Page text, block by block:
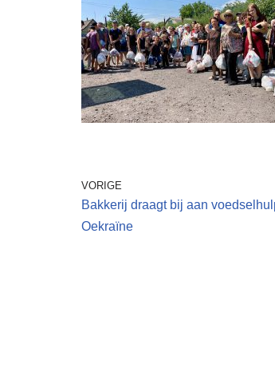
VORIGE
Bakkerij draagt bij aan
Oekraïne